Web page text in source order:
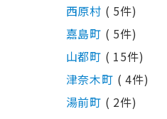
西原村 ( 5件)
嘉島町 ( 5件)
山都町 ( 15件)
津奈木町 ( 4件)
湯前町 ( 2件)